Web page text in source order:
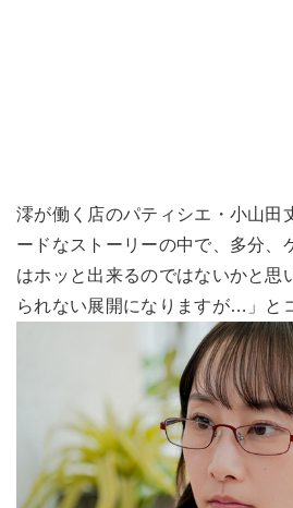
澪が働く店のパティシエ・小山田
ードなストーリーの中で、多分、
はホッと出来るのではないかと思
られない展開になりますが…」と